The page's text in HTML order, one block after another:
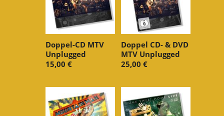
Doppel-CD MTV
Unplugged
15,00 €
Doppel CD- & DVD
MTV Unplugged
25,00 €